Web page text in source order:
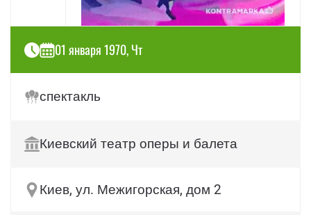
01 января 1970, Чт
спектакль
Киевский театр оперы и балета
Киев, ул. Межигорская, дом 2